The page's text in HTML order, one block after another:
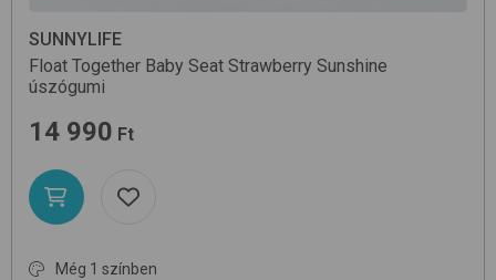
SUNNYLIFE
Float Together Baby Seat Strawberry Sunshine
úszógumi
14 990 Ft
Még 1 színben